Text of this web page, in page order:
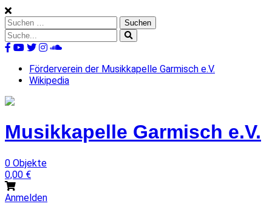
Skip
to
content
Suchen
nach:
Suche
nach:
Förderverein der Musikkapelle Garmisch e.V.
Wikipedia
Musikkapelle Garmisch e.V.
0 Objekte
0,00 €
Anmelden